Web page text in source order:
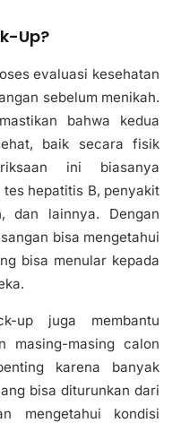
Up?
evaluasi kesehatan
sebelum menikah.
bahwa kedua
baik secara fisik
ini biasanya
hepatitis B, penyakit
dan lainnya. Dengan
bisa mengetahui
bisa menular kepada
up juga membantu
masing-masing calon
karena banyak
bisa diturunkan dari
mengetahui kondisi